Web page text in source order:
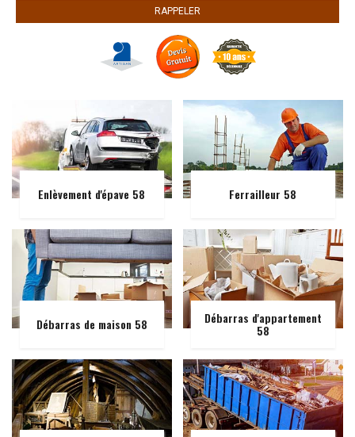
Enlèvement d'épave 58 Ferrailleur 58
Débarras de maison 58 Débarras d'appartement
58